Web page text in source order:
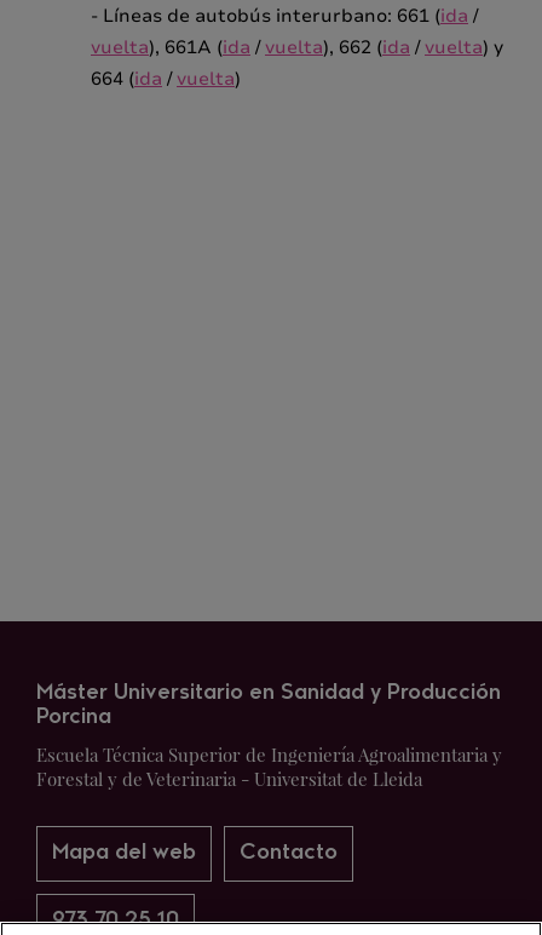
- Líneas de autobús interurbano: 661 (ida /
vuelta), 661A (ida /vuelta), 662 (ida /vuelta) y
664 (ida /vuelta)
Máster Universitario en Sanidad y Producción
Porcina
Escuela Técnica Superior de Ingeniería Agroalimentaria y
Forestal y de Veterinaria - Universitat de Lleida
Mapa del web Contacto
973 70 25 10